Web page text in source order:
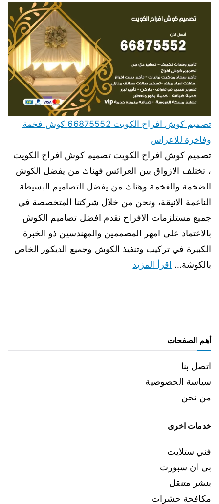
تصميم كوش افراح الكويت 66875552 كوش فخمة
وفاخرة للاعراس
تصميم كوش افراح الكويت تصميم كوش افراح الكويت
، تختلف الازواق بين العرائس فهناك من يفضل الكوش
الضخمة والفخمة وهناك من يفضل التصاميم البسيطة
الناعمة الانيقة، ونحن من خلال شركتنا المتخصصة في
جميع مستلزمات الافراح نقدم افضل تصاميم الكوش
بالاعتماد على امهر المصممين والمهندسين ذو الخبرة
الكبيرة في تركيب وتنفيذ الكوش وجميع الديكور الخاص
بالكوشة… اقرأ المزيد
أهم الصفحات
اتصل بنا
سياسة الخصوصية
من نحن
خدمات اخرى
فني ستلايت
بي ان سبورت
بنشر متنقل
مكافحة حشرات